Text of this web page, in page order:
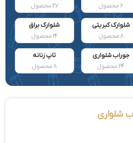
6 محصول 27 محصول
شلوارک کبریتی
8 محصول
شلوارک براق
14 محصول
جوراب شلواری
24 محصول
تاپ زنانه
8 محصول
شلواری